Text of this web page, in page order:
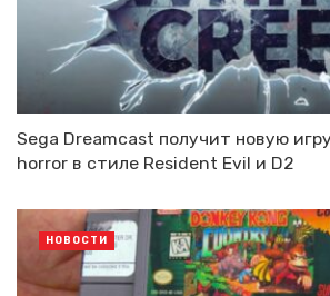
Sega Dreamcast получит новую
horror в стиле Resident Evil и D2
НОВОСТИ